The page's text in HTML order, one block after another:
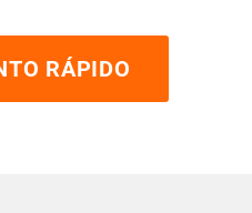
RÁPIDO